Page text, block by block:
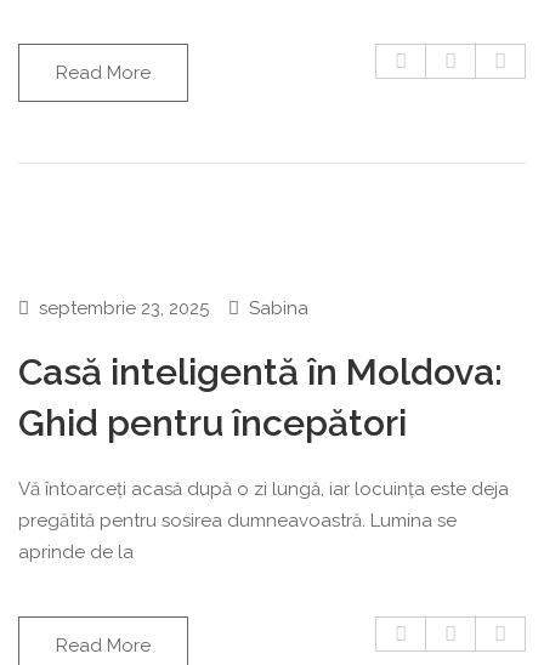
Read More
septembrie 23, 2025 Sabina
Casă inteligentă în Moldova:
Ghid pentru începători
Vă întoarceți acasă după o zi lungă, iar locuința este deja
pregătită pentru sosirea dumneavoastră. Lumina se
aprinde de la
Read More